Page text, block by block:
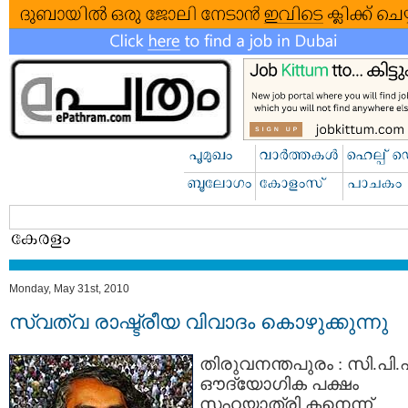
Monday, May 31st, 2010
സ്വത്വ രാഷ്ട്രീയ വിവാദം കൊഴുക്കുന്നു
തിരുവനന്തപുരം :
ഔദ്യോഗിക പക്ഷം
സഹയാത്രി കനെന്ന്